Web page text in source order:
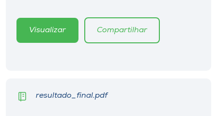
Biblioteca
Visualizar Compartilhar
resultado_final.pdf